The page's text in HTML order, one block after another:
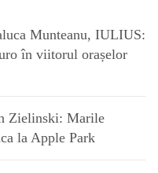
Munteanu, IULIUS:
în viitorul orașelor
Zielinski: Marile
la Apple Park